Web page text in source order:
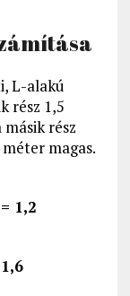
L-alakú
rész 1,5
rész
magas.
1,2